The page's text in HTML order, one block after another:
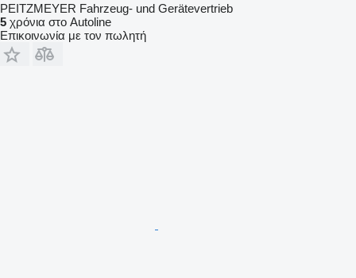
PEITZMEYER Fahrzeug- und Gerätevertrieb
5 χρόνια στο Autoline
Επικοινωνία με τον πωλητή